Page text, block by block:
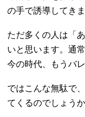
の手で誘導してきま
ただ多くの人は「
いと思います。通
今の時代、もうバ
ではこんな無駄で
てくるのでしょう